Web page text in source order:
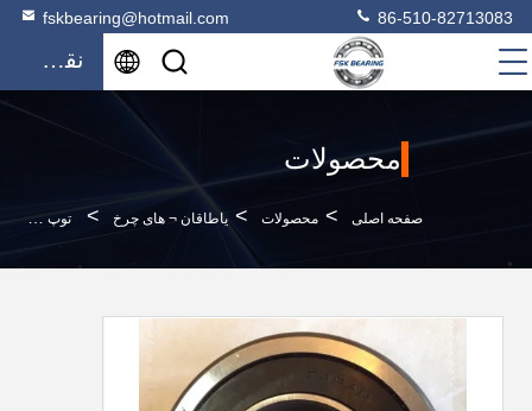
fskbearing@hotmail.com 86-510-82713083
نقل قول
محصولات
صفحه اصلی > محصولات > یاطاقان ¬ های چرخ > توپ شیار عمیق DG4092W-2RS 40TM05 چرخ دنده واقعی KOYO / NSK